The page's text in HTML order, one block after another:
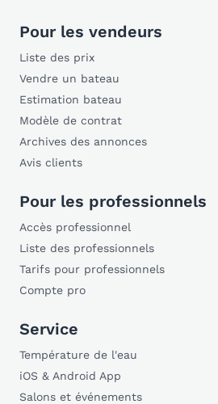
Pour les vendeurs
Liste des prix
Vendre un bateau
Estimation bateau
Modèle de contrat
Archives des annonces
Avis clients
Pour les professionnels
Accès professionnel
Liste des professionnels
Tarifs pour professionnels
Compte pro
Service
Température de l'eau
iOS & Android App
Salons et événements